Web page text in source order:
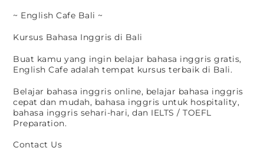
~ English Cafe Bali ~
Kursus Bahasa Inggris di Bali
Buat kamu yang ingin belajar bahasa inggris gratis,
English Cafe adalah tempat kursus terbaik di Bali.
Belajar bahasa inggris online, belajar bahasa inggris
cepat dan mudah, bahasa inggris untuk hospitality,
bahasa inggris sehari-hari, dan IELTS / TOEFL
Preparation.
Contact Us